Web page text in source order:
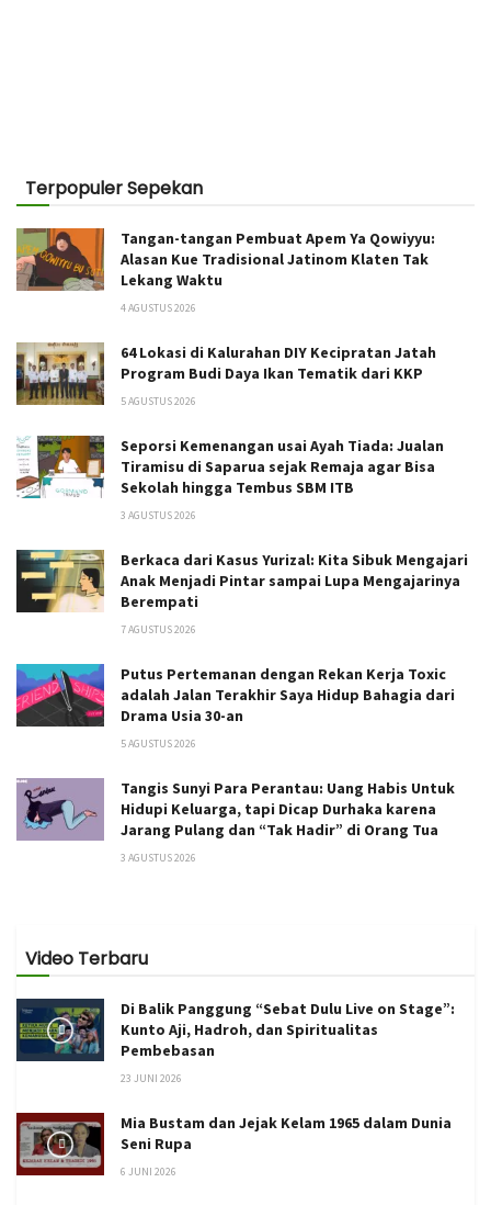
Terpopuler Sepekan
Tangan-tangan Pembuat Apem Ya Qowiyyu:
Alasan Kue Tradisional Jatinom Klaten Tak
Lekang Waktu
4 AGUSTUS 2026
64 Lokasi di Kalurahan DIY Kecipratan Jatah
Program Budi Daya Ikan Tematik dari KKP
5 AGUSTUS 2026
Seporsi Kemenangan usai Ayah Tiada: Jualan
Tiramisu di Saparua sejak Remaja agar Bisa
Sekolah hingga Tembus SBM ITB
3 AGUSTUS 2026
Berkaca dari Kasus Yurizal: Kita Sibuk Mengajari
Anak Menjadi Pintar sampai Lupa Mengajarinya
Berempati
7 AGUSTUS 2026
Putus Pertemanan dengan Rekan Kerja Toxic
adalah Jalan Terakhir Saya Hidup Bahagia dari
Drama Usia 30-an
5 AGUSTUS 2026
Tangis Sunyi Para Perantau: Uang Habis Untuk
Hidupi Keluarga, tapi Dicap Durhaka karena
Jarang Pulang dan “Tak Hadir” di Orang Tua
3 AGUSTUS 2026
Video Terbaru
Di Balik Panggung “Sebat Dulu Live on Stage”:
Kunto Aji, Hadroh, dan Spiritualitas
Pembebasan
23 JUNI 2026
Mia Bustam dan Jejak Kelam 1965 dalam Dunia
Seni Rupa
6 JUNI 2026